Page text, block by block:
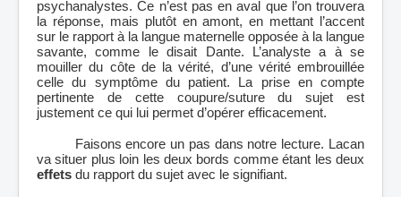
psychanalystes. Ce n’est pas en aval que l’on trouvera
la réponse, mais plutôt en amont, en mettant l’accent
sur le rapport à la langue maternelle opposée à la langue
savante, comme le disait Dante. L’analyste a à se
mouiller du côte de la vérité, d’une vérité embrouillée
celle du symptôme du patient. La prise en compte
pertinente de cette coupure/suture du sujet est
justement ce qui lui permet d’opérer efficacement.
Faisons encore un pas dans notre lecture. Lacan
va situer plus loin les deux bords comme étant les deux
effets du rapport du sujet avec le signifiant.